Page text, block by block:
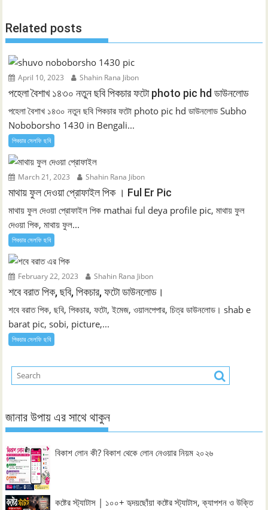
Related posts
April 10, 2023 Shahin Rana Jibon
পহেলা বৈশাখ ১৪৩০ নতুন ছবি পিকচার ফটো photo pic hd ডাউনলোড
পহেলা বৈশাখ ১৪৩০ নতুন ছবি পিকচার ফটো photo pic hd ডাউনলোড Subho
Noboborsho 1430 in Bengali...
পিকচার সেলফি ছবি
March 21, 2023 Shahin Rana Jibon
মাথায় ফুল দেওয়া প্রোফাইল পিক । Ful Er Pic
মাথায় ফুল দেওয়া প্রোফাইল পিক mathai ful deya profile pic, মাথায় ফুল
দেওয়া পিক, মাথায় ফুল...
পিকচার সেলফি ছবি
February 22, 2023 Shahin Rana Jibon
শবে বরাত পিক, ছবি, পিকচার, ফটো ডাউনলোড।
শবে বরাত পিক, ছবি, পিকচার, ফটো, ইমেজ, ওয়ালপেপার, চিত্র ডাউনলোড। shab e
barat pic, sobi, picture,...
পিকচার সেলফি ছবি
জানার উপায় এর সাথে থাকুন
বিকাশ লোন কী? বিকাশ থেকে লোন নেওয়ার নিয়ম ২০২৬
কষ্টের স্ট্যাটাস | ১০০+ হৃদয়ছোঁয়া কষ্টের স্ট্যাটাস, ক্যাপশন ও উক্তি